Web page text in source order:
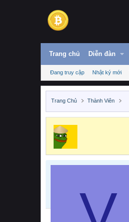
Trang chủ Diễn đàn
Đang truy cập Nhật ký mới
Trang Chủ Thành Viên